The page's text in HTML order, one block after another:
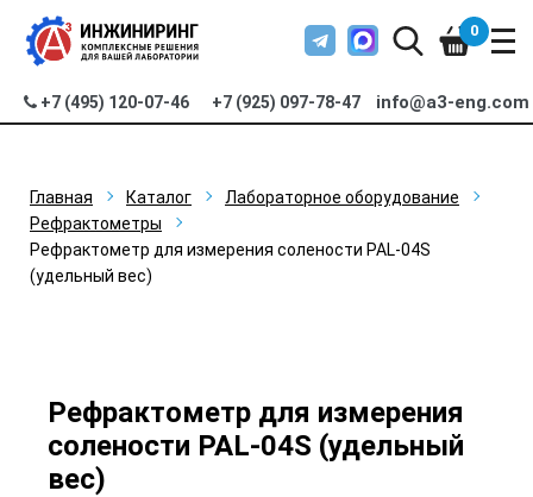
+7 (495) 120-07-46 +7 (925) 097-78-47 info@a3-eng.com
0
Главная Каталог
Лабораторное оборудование
Рефрактометры
Рефрактометр для измерения солености PAL-04S
(удельный вес)
Рефрактометр для измерения
солености PAL-04S (удельный
вес)